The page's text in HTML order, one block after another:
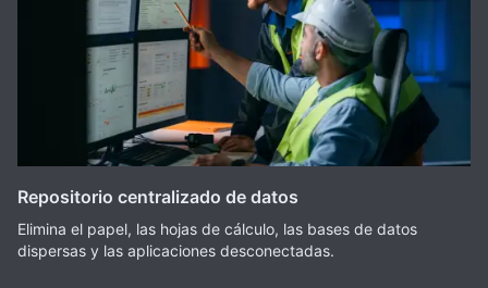
Repositorio centralizado de datos
Elimina el papel, las hojas de cálculo, las bases de datos
dispersas y las aplicaciones desconectadas.